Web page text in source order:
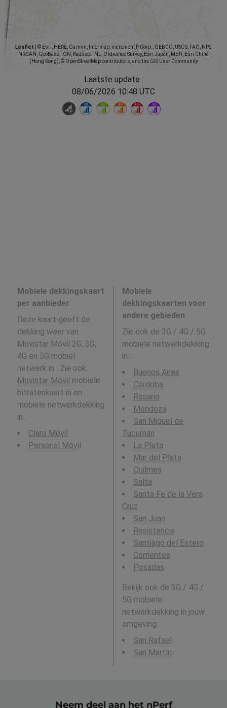
Leaflet
© Esri, HERE, Garmin, Intermap, increment P Corp., GEBCO, USGS, FAO, NPS,
NRCAN, GeoBase, IGN, Kadaster NL, Ordnance Survey, Esri Japan, METI, Esri China
(Hong Kong), © OpenStreetMap contributors, and the GIS User Community
Laatste update :
08/06/2026 10:48 UTC
Mobiele dekkingskaart
per aanbieder
Deze kaart geeft de
dekking weer van
Movistar Móvil 2G, 3G,
4G en 5G mobiel
netwerk in . Zie ook:
Movistar Móvil mobiele
bitratenkaart in en
mobiele netwerkdekking
in .
Claro Móvil
Personal Móvil
Mobiele
dekkingskaarten voor
andere gebieden
Zie ook de 3G / 4G / 5G
mobiele netwerkdekking
in :
Buenos Aires
Córdoba
Rosario
Mendoza
San Miguel de
Tucumán
La Plata
Mar del Plata
Quilmes
Salta
Santa Fe de la Vera
Cruz
San Juan
Resistencia
Santiago del Estero
Corrientes
Posadas
Bekijk ook de 3G / 4G /
5G mobiele
netwerkdekking in jouw
omgeving:
San Rafael
San Martín
Neem deel aan het nPerf